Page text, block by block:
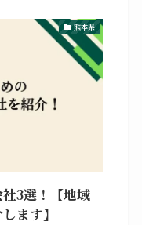
熊本県
3選！【地域
ます】